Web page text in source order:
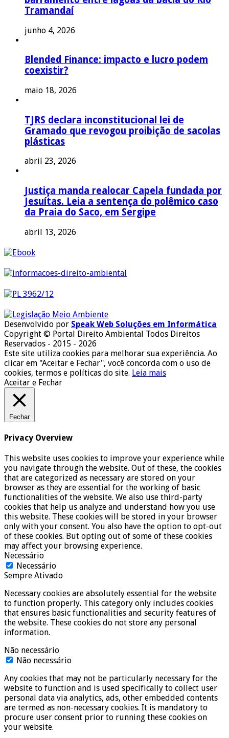
Tramandaí
junho 4, 2026
Blended Finance: impacto e lucro podem
coexistir?
maio 18, 2026
TJRS declara inconstitucional lei de
Gramado que revogou proibição de sacolas
plásticas
abril 23, 2026
Justiça manda realocar Capela fundada por
Jesuítas. Leia a sentença do polêmico caso
da Praia do Saco, em Sergipe
abril 13, 2026
Desenvolvido por Speak Web Soluções em Informática
Copyright © Portal Direito Ambiental Todos Direitos
Reservados - 2015 - 2026
Este site utiliza cookies para melhorar sua experiência. Ao
clicar em "Aceitar e Fechar", você concorda com o uso de
cookies, termos e políticas do site. Leia mais
Aceitar e Fechar
Fechar
Privacy Overview
This website uses cookies to improve your experience while
you navigate through the website. Out of these, the cookies
that are categorized as necessary are stored on your
browser as they are essential for the working of basic
functionalities of the website. We also use third-party
cookies that help us analyze and understand how you use
this website. These cookies will be stored in your browser
only with your consent. You also have the option to opt-out
of these cookies. But opting out of some of these cookies
may affect your browsing experience.
Necessário
Necessário
Sempre Ativado
Necessary cookies are absolutely essential for the website
to function properly. This category only includes cookies
that ensures basic functionalities and security features of
the website. These cookies do not store any personal
information.
Não necessário
Não necessário
Any cookies that may not be particularly necessary for the
website to function and is used specifically to collect user
personal data via analytics, ads, other embedded contents
are termed as non-necessary cookies. It is mandatory to
procure user consent prior to running these cookies on
your website.